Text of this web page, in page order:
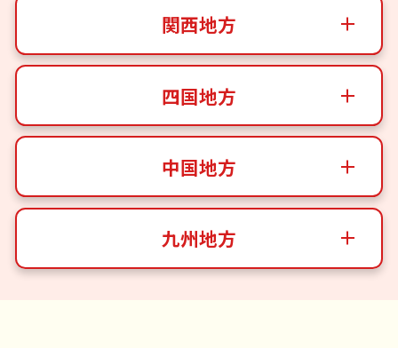
関西地方
四国地方
中国地方
九州地方